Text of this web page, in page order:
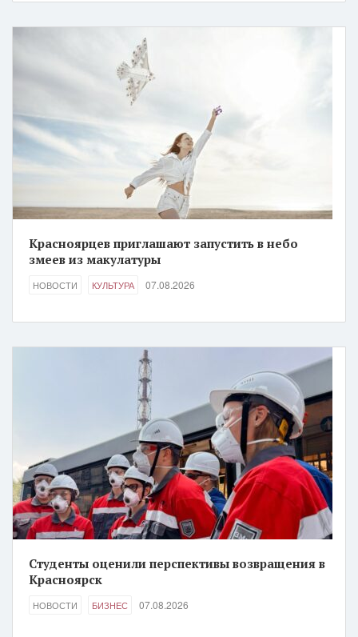
Красноярцев приглашают запустить в небо
змеев из макулатуры
НОВОСТИ КУЛЬТУРА 07.08.2026
Студенты оценили перспективы возвращения в
Красноярск
НОВОСТИ БИЗНЕС 07.08.2026